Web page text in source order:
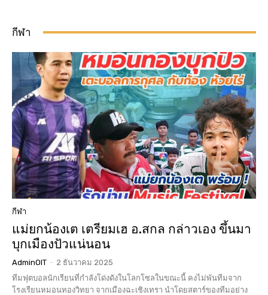
กีฬา
กีฬา
แม่ยกน้องเต เตรียมเฮ อ.สกล กล่าวเอง ขึ้นมา
บุกเมืองปัวแน่นอน
AdminOIT - 2 ธันวาคม 2025
ทีมฟุตบอลนักเรียนที่กำลังโด่งดังในโลกโซลในขณะนี้ คงไม่พันทีมจาก
โรงเรียนหมอนทองวิทยา จากเมืองฉะเชิงเทรา นำโดยสตาร์ของทีมอย่าง